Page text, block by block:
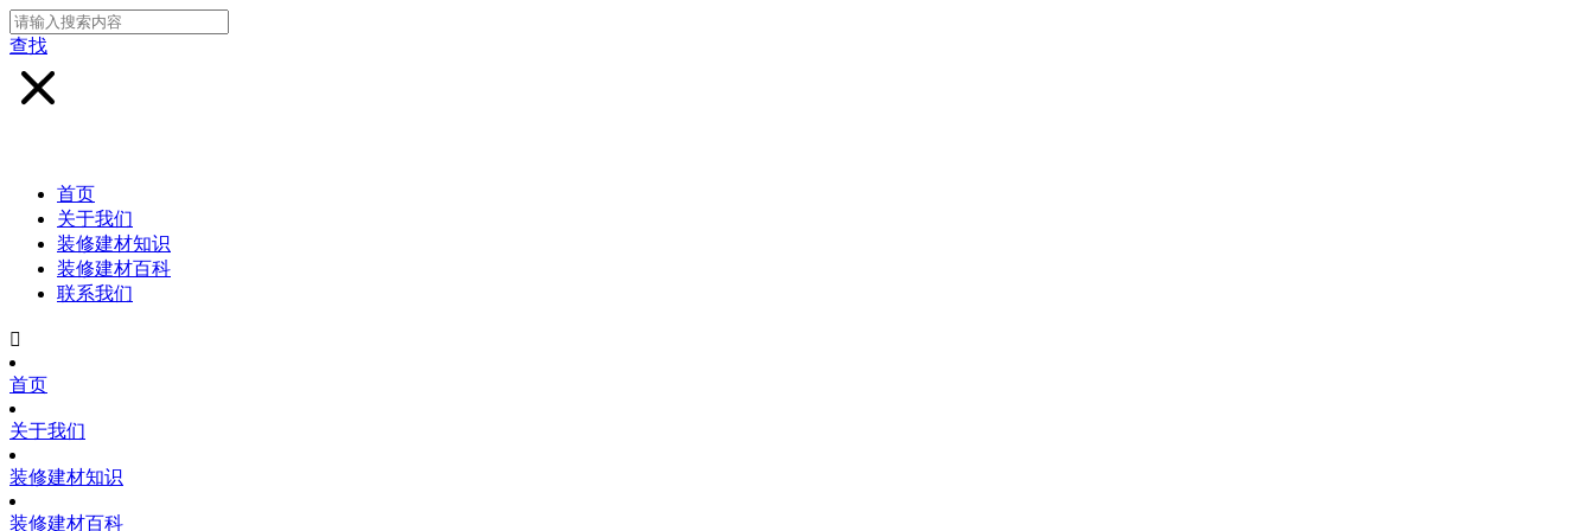
查找
首页
关于我们
装修建材知识
装修建材百科
联系我们

首页
关于我们
装修建材知识
装修建材百科